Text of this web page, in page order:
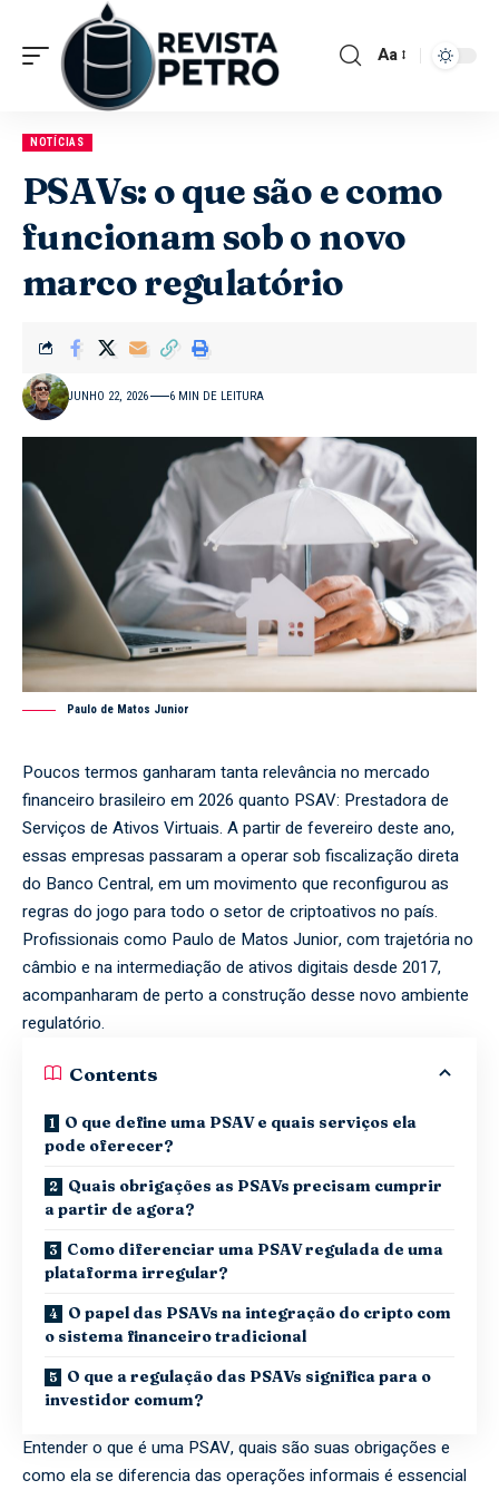
Aa
NOTÍCIAS
PSAVs: o que são e como
funcionam sob o novo
marco regulatório
JUNHO 22, 2026 6 MIN DE LEITURA
Paulo de Matos Junior
Poucos termos ganharam tanta relevância no mercado
financeiro brasileiro em 2026 quanto PSAV: Prestadora de
Serviços de Ativos Virtuais. A partir de fevereiro deste ano,
essas empresas passaram a operar sob fiscalização direta
do Banco Central, em um movimento que reconfigurou as
regras do jogo para todo o setor de criptoativos no país.
Profissionais como Paulo de Matos Junior, com trajetória no
câmbio e na intermediação de ativos digitais desde 2017,
acompanharam de perto a construção desse novo ambiente
regulatório.
Contents
O que define uma PSAV e quais serviços ela
pode oferecer?
Quais obrigações as PSAVs precisam cumprir
a partir de agora?
Como diferenciar uma PSAV regulada de uma
plataforma irregular?
O papel das PSAVs na integração do cripto com
o sistema financeiro tradicional
O que a regulação das PSAVs significa para o
investidor comum?
Entender o que é uma PSAV, quais são suas obrigações e
como ela se diferencia das operações informais é essencial